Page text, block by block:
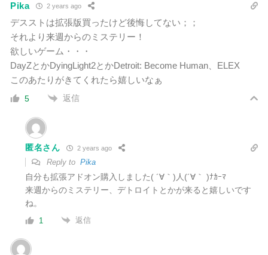
Pika 2 years ago
デスストは拡張版買ったけど後悔してない；；
それより来週からのミステリー！
欲しいゲーム・・・
DayZとかDyingLight2とかDetroit: Become Human、ELEX
このあたりがきてくれたら嬉しいなぁ
5 返信
匿名さん 2 years ago
Reply to Pika
自分も拡張アドオン購入しました( ´∀｀)人(´∀｀ )ﾅｶｰﾏ
来週からのミステリー、デトロイトとかが来ると嬉しいです
ね。
1 返信